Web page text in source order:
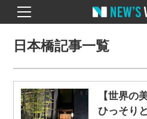
日本橋記事一覧
【世界の
ひっそり